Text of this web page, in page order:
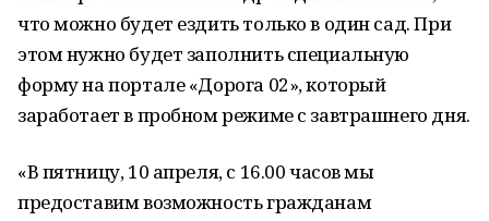
что можно будет ездить только в один сад. При
этом нужно будет заполнить специальную
форму на портале «Дорога 02», который
заработает в пробном режиме с завтрашнего дня.
«В пятницу, 10 апреля, с 16.00 часов мы
предоставим возможность гражданам